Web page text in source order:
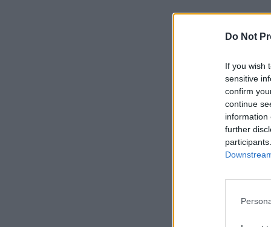
Do Not
If you wish
sensitive
confirm
continue
information
further